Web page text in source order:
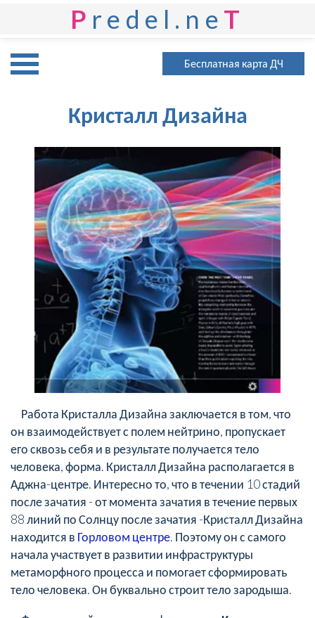
P redel.ne T
Бесплатная карта ДЧ
Кристалл Дизайна
Работа Кристалла Дизайна заключается в том, что
он взаимодействует с полем нейтрино, пропускает
его сквозь себя и в результате получается тело
человека, форма. Кристалл Дизайна располагается в
Аджна-центре. Интересно то, что в течении 10 стадий
после зачатия - от момента зачатия в течение первых
88 линий по Солнцу после зачатия -Кристалл Дизайна
находится в Горловом центре. Поэтому он с самого
начала участвует в развитии инфраструктуры
метаморфного процесса и помогает сформировать
тело человека. Он буквально строит тело зародыша.